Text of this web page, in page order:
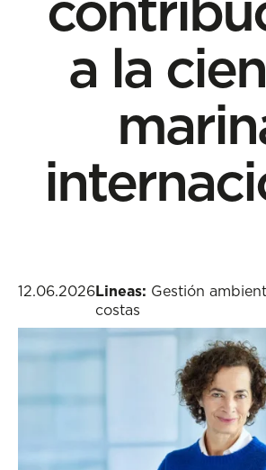
a la
12.06.2026Lineas: Gestión
costas